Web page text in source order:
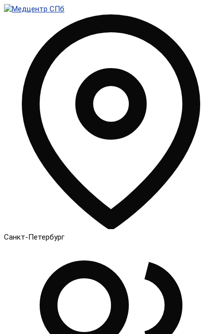
Санкт-Петербург